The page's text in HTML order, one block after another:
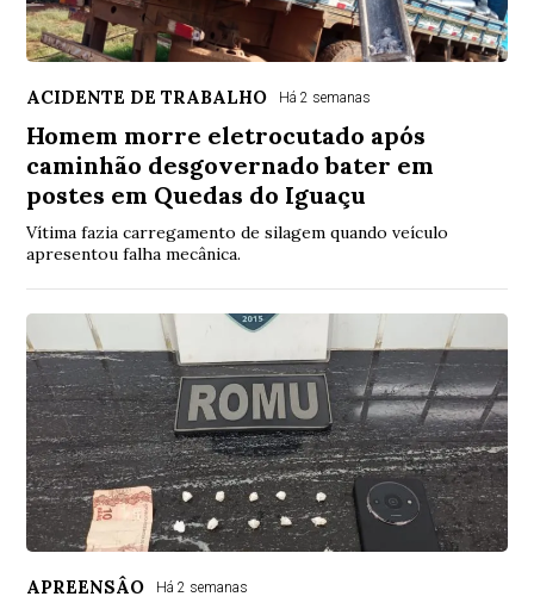
ACIDENTE DE TRABALHO Há 2 semanas
Homem morre eletrocutado após
caminhão desgovernado bater em
postes em Quedas do Iguaçu
Vítima fazia carregamento de silagem quando veículo
apresentou falha mecânica.
APREENSÂO Há 2 semanas